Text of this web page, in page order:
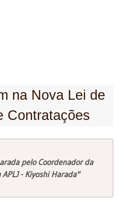
na Nova Lei de
Contratações
pelo Coordenador da
- Kiyoshi Harada"